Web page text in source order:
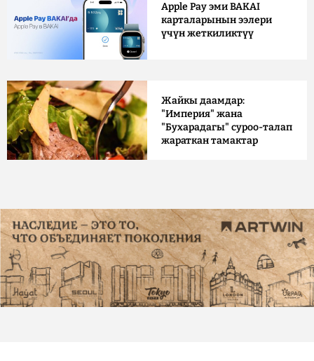
Apple Pay эми BAKAI
карталарынын ээлери
үчүн жеткиликтүү
Жайкы даамдар:
"Империя" жана
"Бухарадагы" суроо-талап
жараткан тамактар